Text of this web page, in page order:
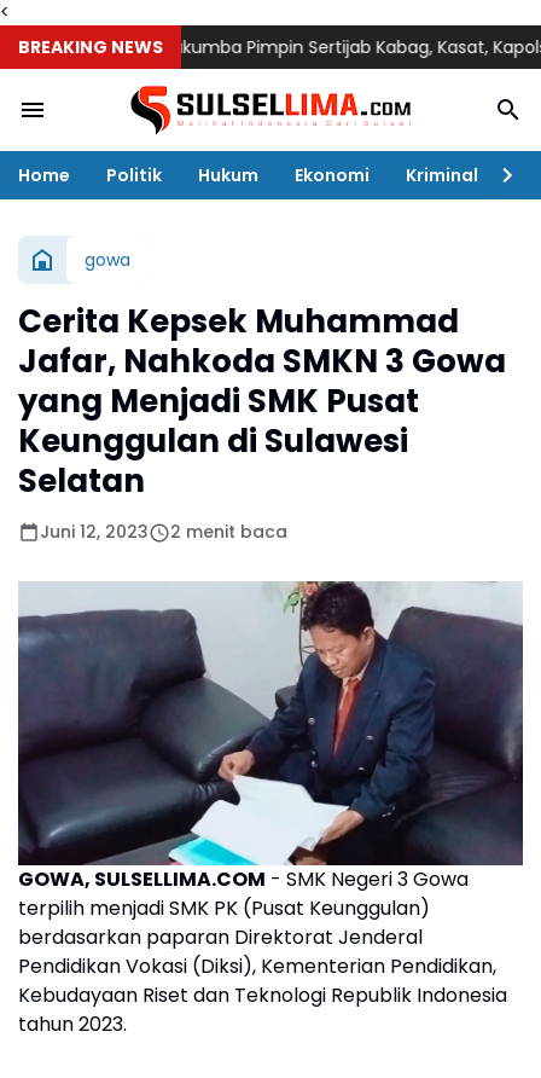
<
BREAKING NEWS
Bulukumba Pimpin Sertijab Kabag, Kasat, Kapolsek,
Home Politik Hukum Ekonomi Kriminal
gowa
Cerita Kepsek Muhammad
Jafar, Nahkoda SMKN 3 Gowa
yang Menjadi SMK Pusat
Keunggulan di Sulawesi
Selatan
Juni 12, 2023 2 menit baca
GOWA, SULSELLIMA.COM - SMK Negeri 3 Gowa
terpilih menjadi SMK PK (Pusat Keunggulan)
berdasarkan paparan Direktorat Jenderal
Pendidikan Vokasi (Diksi), Kementerian Pendidikan,
Kebudayaan Riset dan Teknologi Republik Indonesia
tahun 2023.